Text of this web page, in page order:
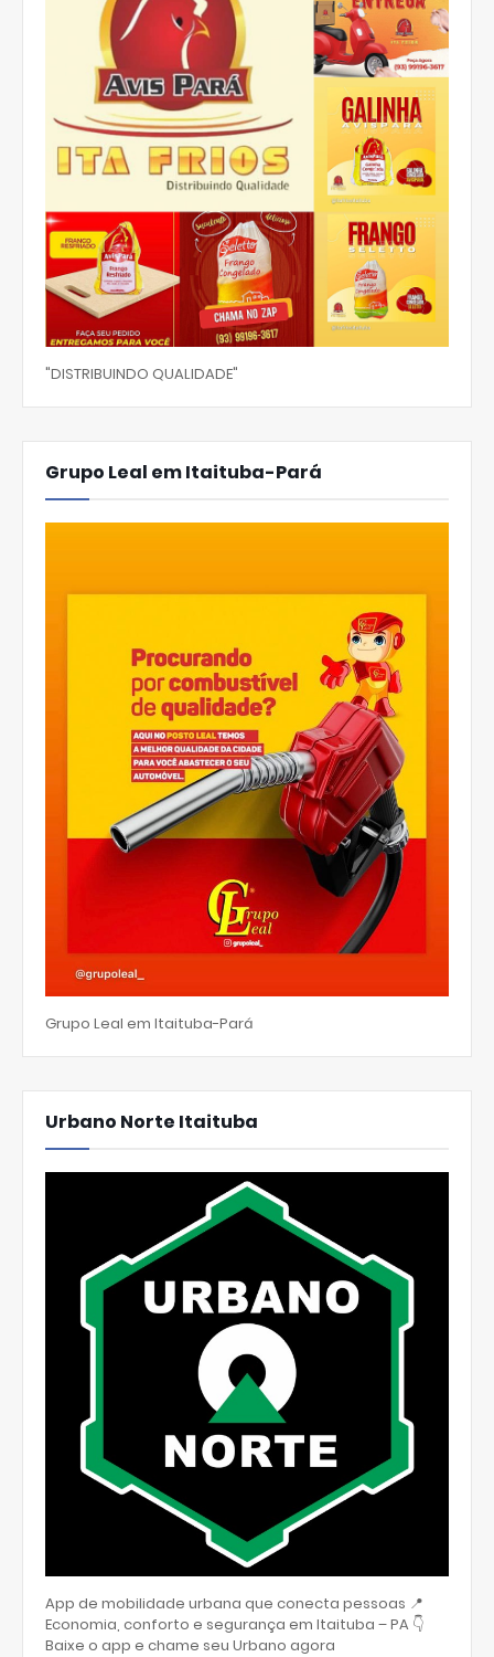
"DISTRIBUINDO QUALIDADE"
Grupo Leal em Itaituba-Pará
Grupo Leal em Itaituba-Pará
Urbano Norte Itaituba
App de mobilidade urbana que conecta pessoas 📍
Economia, conforto e segurança em Itaituba – PA 👇
Baixe o app e chame seu Urbano agora